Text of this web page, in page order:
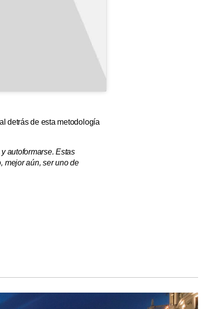
detrás de esta metodología
autoformarse. Estas
mejor aún, ser uno de